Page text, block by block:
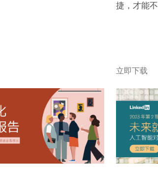
捷，才能
立即下载